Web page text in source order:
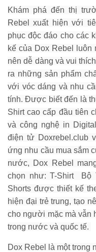
Khám phá đến thị
Rebel xuất hiện với
phục độc đáo cho các
kế của Dox Rebel luôn
nên dễ dàng và vui
ra những sản phẩm
với vóc dáng và nhu
tính. Được biết đến là
Shirt cao cấp đầu tiên
và công nghệ in
điện tử Doxrebel.club
ứng nhu cầu mua sắm
nước, Dox Rebel
chọn như: T-Shirt Bộ
Shorts được thiết kế
hiện đại trẻ trung, tạo
cho người mặc mà vẫn
trong nước và quốc tế.
Dox Rebel là một trong